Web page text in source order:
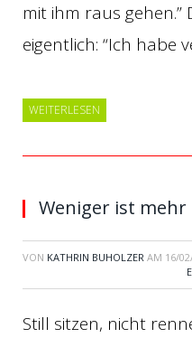
mit ihm raus gehen.”
eigentlich: “Ich habe
WEITERLESEN
Weniger ist mehr
VON KATHRIN BUHOLZER AM 16/
Still sitzen, nicht